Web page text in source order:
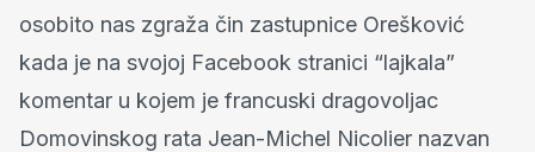
osobito nas zgraža čin zastupnice Orešković
kada je na svojoj Facebook stranici “lajkala”
komentar u kojem je francuski dragovoljac
Domovinskog rata Jean-Michel Nicolier nazvan